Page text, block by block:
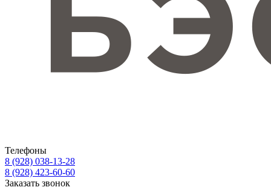
Телефоны
8 (928) 038-13-28
8 (928) 423-60-60
Заказать звонок